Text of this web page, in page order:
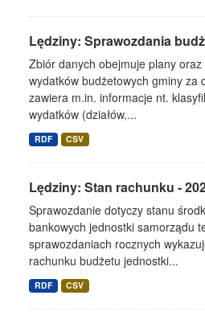
Lędziny: Sprawozdania
Zbiór danych obejmuje plany
wydatków budżetowych gminy za
zawiera m.in. informacje nt.
wydatków (działów,...
RDF CSV
Lędziny: Stan rachunku -
Sprawozdanie dotyczy stanu
bankowych jednostki samorządu
sprawozdaniach rocznych
rachunku budżetu jednostki...
RDF CSV